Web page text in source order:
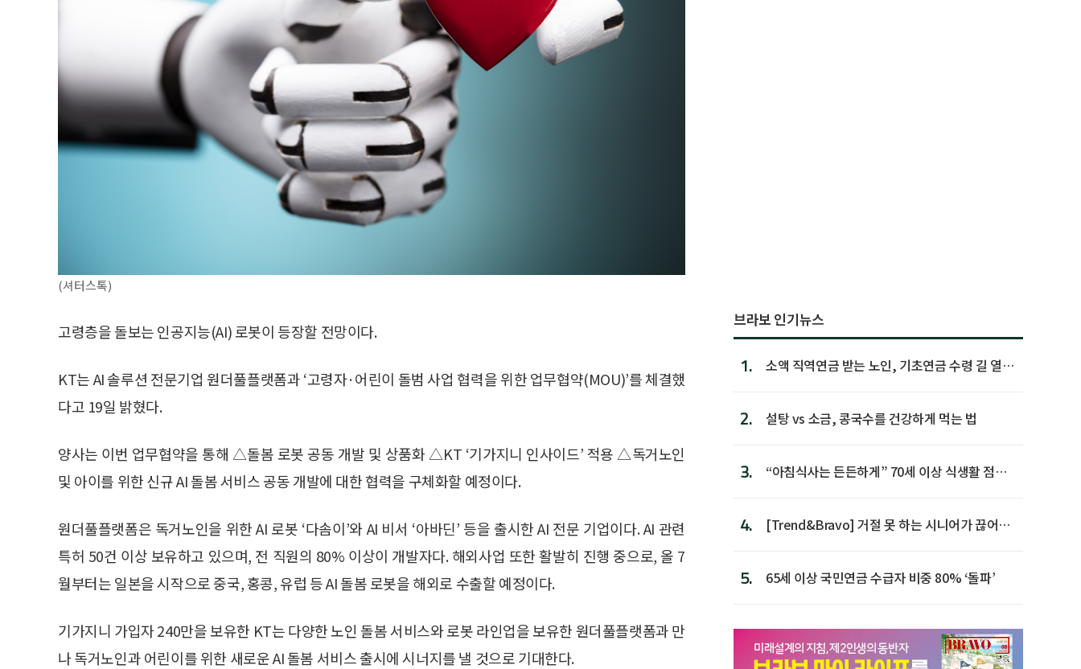
(셔터스톡)
고령층을 돌보는 인공지능(AI) 로봇이 등장할 전망이다.
KT는 AI 솔루션 전문기업 원더풀플랫폼과 ‘고령자·어린이 돌범 사업 협력을 위한 업무협약(MOU)’를 체결했
다고 19일 밝혔다.
양사는 이번 업무협약을 통해 △돌봄 로봇 공동 개발 및 상품화 △KT ‘기가지니 인사이드’ 적용 △독거노인
및 아이를 위한 신규 AI 돌봄 서비스 공동 개발에 대한 협력을 구체화할 예정이다.
원더풀플랫폼은 독거노인을 위한 AI 로봇 ‘다솜이’와 AI 비서 ‘아바딘’ 등을 출시한 AI 전문 기업이다. AI 관련
특허 50건 이상 보유하고 있으며, 전 직원의 80% 이상이 개발자다. 해외사업 또한 활발히 진행 중으로, 올 7
월부터는 일본을 시작으로 중국, 홍콩, 유럽 등 AI 돌봄 로봇을 해외로 수출할 예정이다.
기가지니 가입자 240만을 보유한 KT는 다양한 노인 돌봄 서비스와 로봇 라인업을 보유한 원더풀플랫폼과 만
나 독거노인과 어린이를 위한 새로운 AI 돌봄 서비스 출시에 시너지를 낼 것으로 기대한다.
브라보 인기뉴스
1.
소액 직역연금 받는 노인, 기초연금 수령 길 열린
2. 설탕 vs 소금, 콩국수를 건강하게 먹는 법
3.
“아침식사는 든든하게” 70세 이상 식생활 점수
4.
[Trend&Bravo] 거절 못 하는 시니어가 끊어야
5. 65세 이상 국민연금 수급자 비중 80% ‘돌파’